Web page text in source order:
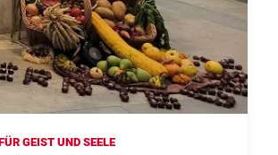
GEIST UND SEELE